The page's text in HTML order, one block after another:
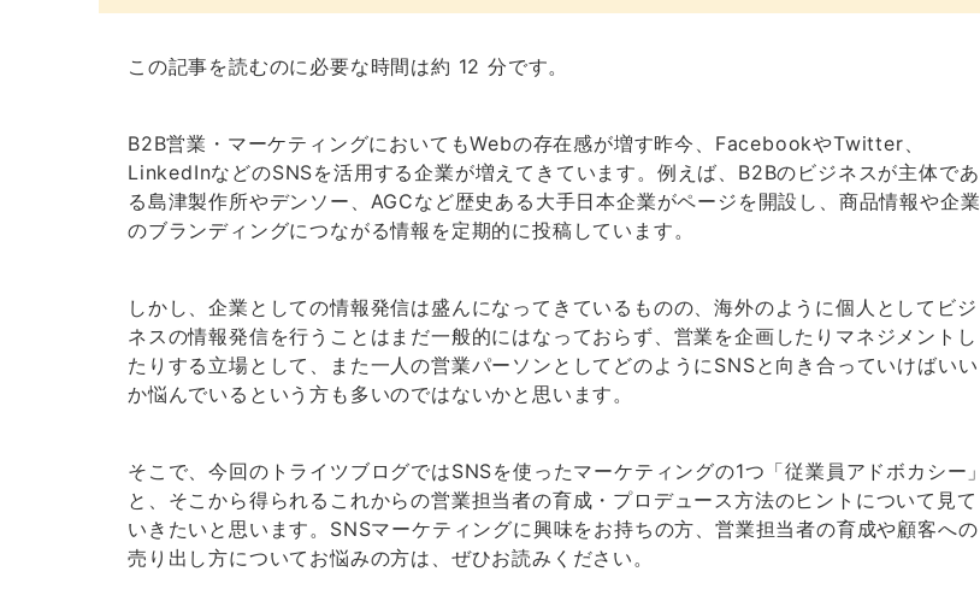
この記事を読むのに必要な時間は約 12 分です。
B2B営業・マーケティングにおいてもWebの存在感が増す昨今、FacebookやTwitter、
LinkedInなどのSNSを活用する企業が増えてきています。例えば、B2Bのビジネスが主体であ
る島津製作所やデンソー、AGCなど歴史ある大手日本企業がページを開設し、商品情報や企業
のブランディングにつながる情報を定期的に投稿しています。
しかし、企業としての情報発信は盛んになってきているものの、海外のように個人としてビジ
ネスの情報発信を行うことはまだ一般的にはなっておらず、営業を企画したりマネジメントし
たりする立場として、また一人の営業パーソンとしてどのようにSNSと向き合っていけばいい
か悩んでいるという方も多いのではないかと思います。
そこで、今回のトライツブログではSNSを使ったマーケティングの1つ「従業員アドボカシー」
と、そこから得られるこれからの営業担当者の育成・プロデュース方法のヒントについて見て
いきたいと思います。SNSマーケティングに興味をお持ちの方、営業担当者の育成や顧客への
売り出し方についてお悩みの方は、ぜひお読みください。